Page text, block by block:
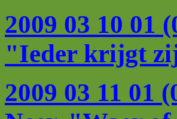
2009 03 10
"Ieder krijgt
2009 03 11 01